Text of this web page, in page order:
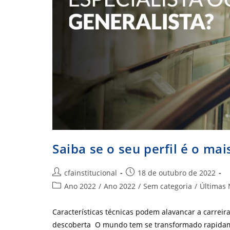
Saiba se o seu perfil é o
Autor
do
cfainstitucional
Post
publicado:
18 de outubro de 2022
Categoria
post:
Ano 2022 / Ano 2022 / Sem categoria / Últimas
Características técnicas podem alavancar a
descoberta O mundo tem se transformado